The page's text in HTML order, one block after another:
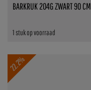
1 stuk op voorraad
BARKRUK 204G ZWART 90 CM
22.2%